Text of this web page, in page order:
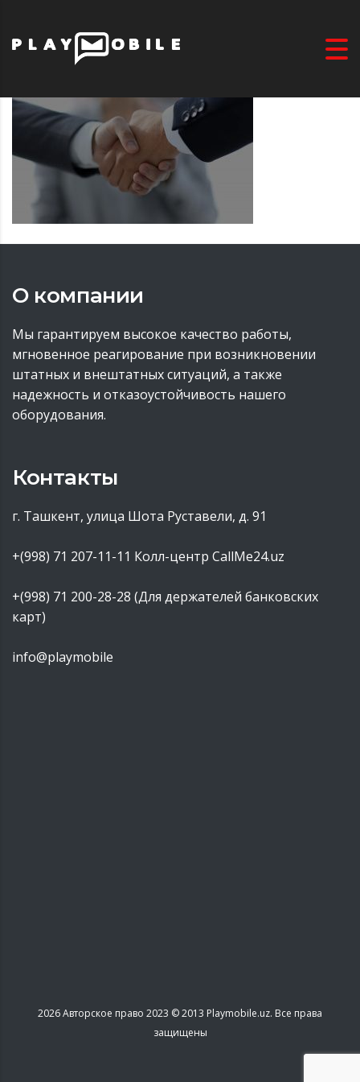
О компании
Мы гарантируем высокое качество работы,
мгновенное реагирование при возникновении
штатных и внештатных ситуаций, а также
надежность и отказоустойчивость нашего
оборудования.
Контакты
г. Ташкент, улица Шота Руставели, д. 91
+(998) 71 207-11-11 Колл-центр CallMe24.uz
+(998) 71 200-28-28 (Для держателей банковских
карт)
info@playmobile
2026Авторское право 2023 © 2013 Playmobile.uz. Все права
защищены